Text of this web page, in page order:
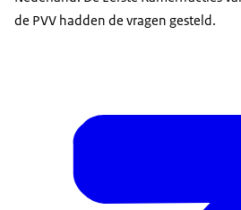
de PVV hadden de vragen gesteld.